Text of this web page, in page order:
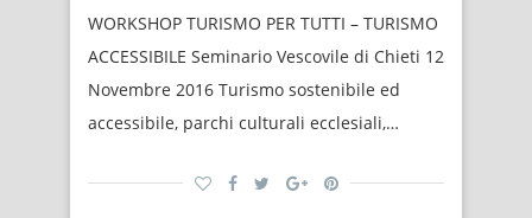
WORKSHOP TURISMO PER TUTTI – TURISMO
ACCESSIBILE Seminario Vescovile di Chieti 12
Novembre 2016 Turismo sostenibile ed
accessibile, parchi culturali ecclesiali,…